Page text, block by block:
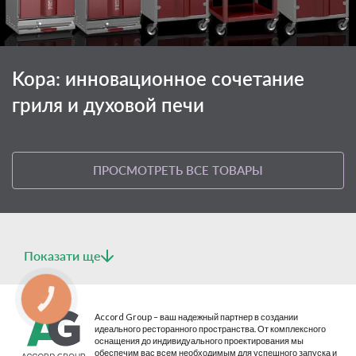
Kopa: инновационное сочетание
гриля и духовой печи
ПРОСМОТРЕТЬ ВСЕ ТОВАРЫ
Показати ще
Accord Group – ваш надежный партнер в создании
идеального ресторанного пространства. От комплексного
оснащения до индивидуального проектирования мы
обеспечим вас всем необходимым для успешного запуска и
КНОПКА
СВЯЗИ